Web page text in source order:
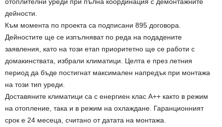
дейности.
Към момента по проекта са подписани 895 договора.
Дейностите ще се изпълняват по реда на подадените
заявления, като на този етап приоритетно ще се работи с
домакинствата, избрали климатици. Целта е през летния
период да бъде постигнат максимален напредък при монтажа
на този тип уреди.
Доставяните климатици са с енергиен клас А++ както в режим
на отопление, така и в режим на охлаждане. Гаранционният
срок е 24 месеца, считано от датата на монтажа.